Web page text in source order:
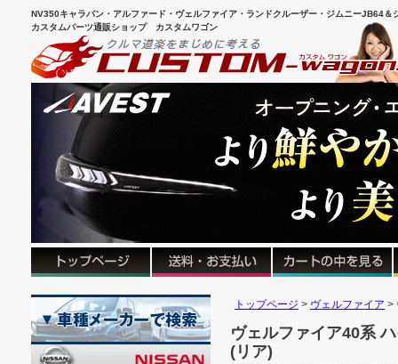
NV350キャラバン・アルファード・ヴェルファイア・ランドクルーザー・ジムニーJB64
カスタムパーツ通販ショップ カスタムワゴン
トップページ ヴェルファイア
ヴェルファイア40系
(リア)